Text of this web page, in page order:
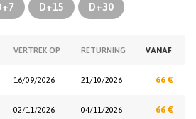
D+15 D+30
VERTREK OP RETURNING VANAF
16/09/2026 21/10/2026 66 €
02/11/2026 04/11/2026 66 €